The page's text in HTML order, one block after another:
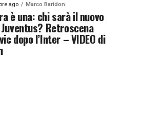
ago Marco Baridon
è una: chi sarà il nuovo
Retroscena
dopo l’Inter – VIDEO di